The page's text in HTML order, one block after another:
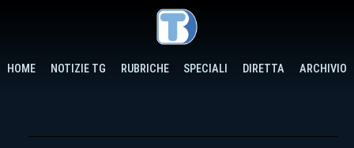
HOME NOTIZIE TG RUBRICHE SPECIALI DIRETTA ARCHIVIO